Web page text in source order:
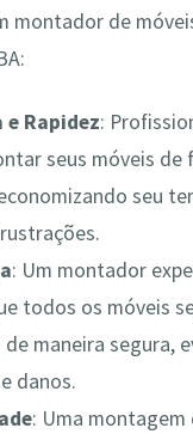
montador de
Rapidez:
seus móveis de
seu
: Um montador
todos os móveis
maneira segura,
danos.
: Uma montagem